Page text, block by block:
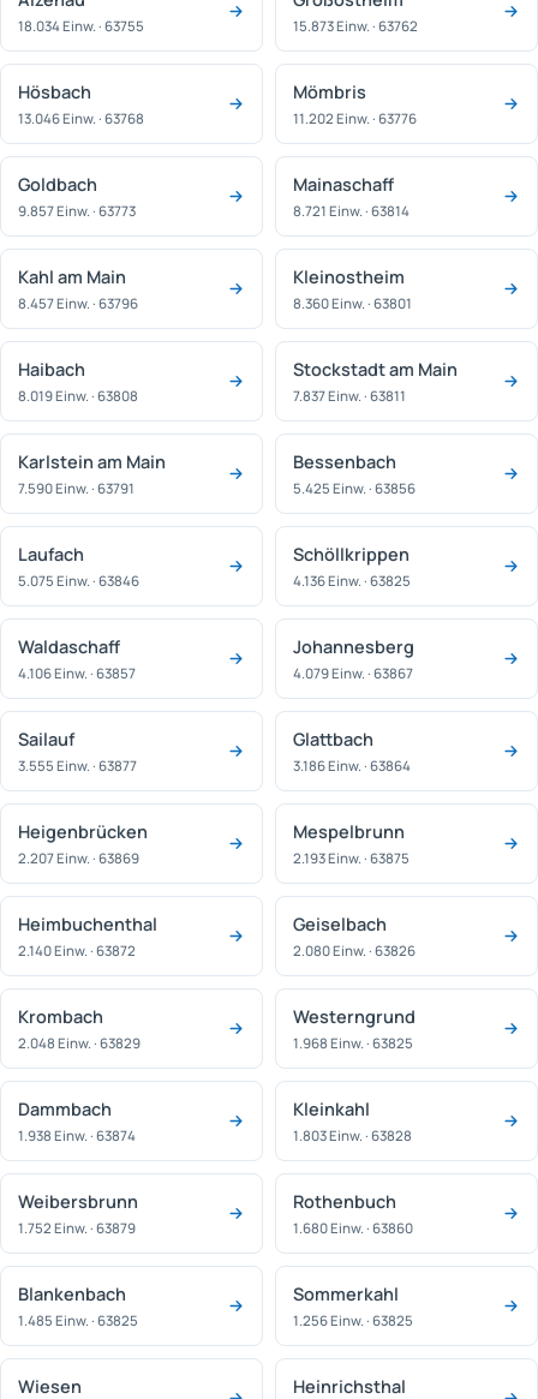
18.034 Einw. · 63755 15.873 Einw. · 63762
Hösbach
13.046 Einw. · 63768
Mömbris
11.202 Einw. · 63776
Goldbach
9.857 Einw. · 63773
Mainaschaff
8.721 Einw. · 63814
Kahl am Main
8.457 Einw. · 63796
Kleinostheim
8.360 Einw. · 63801
Haibach
8.019 Einw. · 63808
Stockstadt am Main
7.837 Einw. · 63811
Karlstein am Main
7.590 Einw. · 63791
Bessenbach
5.425 Einw. · 63856
Laufach
5.075 Einw. · 63846
Schöllkrippen
4.136 Einw. · 63825
Waldaschaff
4.106 Einw. · 63857
Johannesberg
4.079 Einw. · 63867
Sailauf
3.555 Einw. · 63877
Glattbach
3.186 Einw. · 63864
Heigenbrücken
2.207 Einw. · 63869
Mespelbrunn
2.193 Einw. · 63875
Heimbuchenthal
2.140 Einw. · 63872
Geiselbach
2.080 Einw. · 63826
Krombach
2.048 Einw. · 63829
Westerngrund
1.968 Einw. · 63825
Dammbach
1.938 Einw. · 63874
Kleinkahl
1.803 Einw. · 63828
Weibersbrunn
1.752 Einw. · 63879
Rothenbuch
1.680 Einw. · 63860
Blankenbach
1.485 Einw. · 63825
Sommerkahl
1.256 Einw. · 63825
Wiesen Heinrichsthal